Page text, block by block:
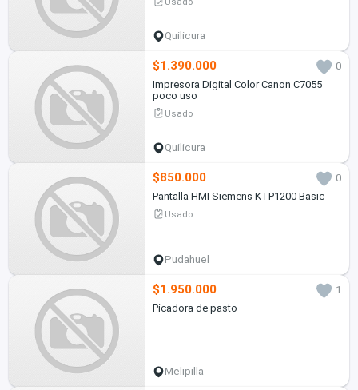
Quilicura
$1.390.000
0
Impresora Digital Color Canon C7055
poco uso
Usado
Quilicura
$850.000
0
Pantalla HMI Siemens KTP1200 Basic
Usado
Pudahuel
$1.950.000
1
Picadora de pasto
Melipilla